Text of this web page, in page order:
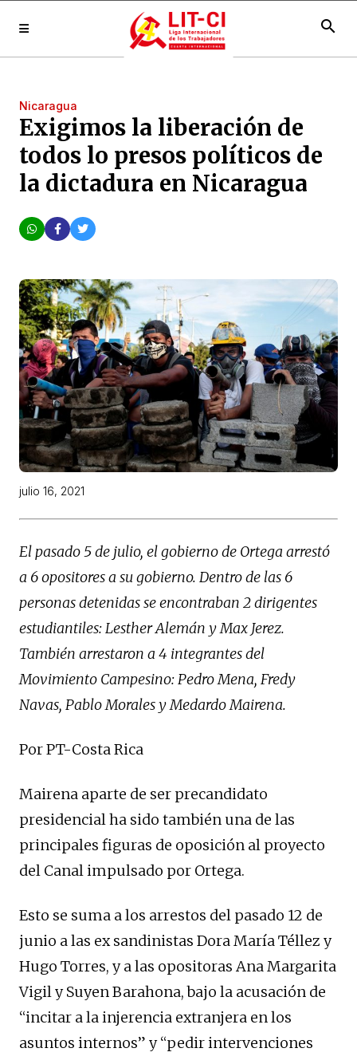
search
Nicaragua
Exigimos la liberación de
todos lo presos políticos de
la dictadura en Nicaragua
julio 16, 2021
El pasado 5 de julio, el gobierno de Ortega arrestó
a 6 opositores a su gobierno. Dentro de las 6
personas detenidas se encontraban 2 dirigentes
estudiantiles: Lesther Alemán y Max Jerez.
También arrestaron a 4 integrantes del
Movimiento Campesino: Pedro Mena, Fredy
Navas, Pablo Morales y Medardo Mairena.
Por PT-Costa Rica
Mairena aparte de ser precandidato
presidencial ha sido también una de las
principales figuras de oposición al proyecto
del Canal impulsado por Ortega.
Esto se suma a los arrestos del pasado 12 de
junio a las ex sandinistas Dora María Téllez y
Hugo Torres, y a las opositoras Ana Margarita
Vigil y Suyen Barahona, bajo la acusación de
“incitar a la injerencia extranjera en los
asuntos internos” y “pedir intervenciones